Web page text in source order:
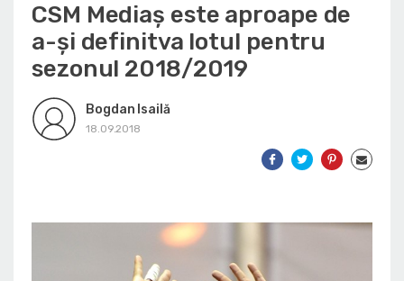
CSM Mediaș este aproape de
a-și definitva lotul pentru
sezonul 2018/2019
Bogdan Isailă
18.09.2018